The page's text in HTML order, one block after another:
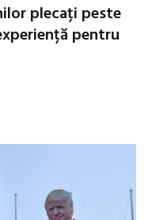
plecați peste
pentru